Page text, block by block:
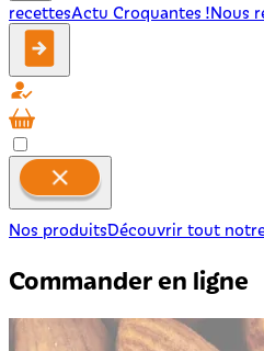
recettesActu Croquantes !Nous
Nos produitsDécouvrir tout
Commander en ligne